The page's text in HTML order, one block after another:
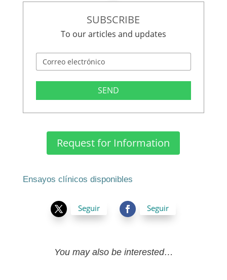
SUBSCRIBE
To our articles and updates
SEND
Request for Information
Ensayos clínicos disponibles
Seguir Seguir
You may also be interested…